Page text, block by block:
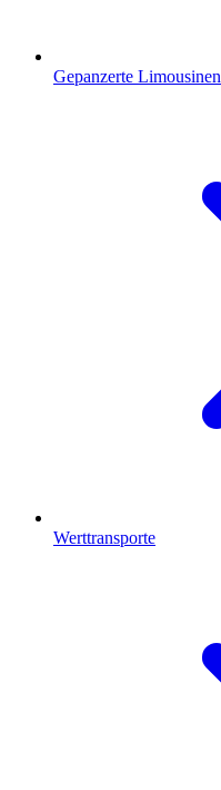
Gepanzerte Limousinen
Werttransporte